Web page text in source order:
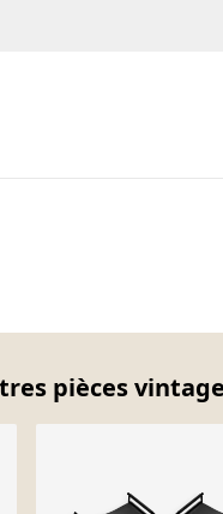
pièces